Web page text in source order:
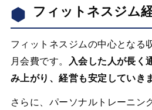
フィットネスジム
フィットネスジムの中心となる
月会費です。
入会した人が長く
み上がり、経営も安定していき
さらに、パーソナルトレーニン